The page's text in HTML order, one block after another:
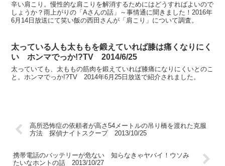
辛い肩こり。慢性的な肩こりを解消するためにはどうすればよいので
しょうか？雨上がりの「Aさんの話」～事情通に聞きました！2016年
6月14日放送にて笑い飯の西田さんが「肩こり」について調査。
太っている人も太ももを鍛えていれば膝は痛くなりにく
い ホンマでっか!?TV 2014/6/25
太っていても、太ももの筋肉を鍛えていれば膝痛になりにくいとのこ
と。ホンマでっか!?TV 2014年6月25日放送で紹介されました。
高所恐怖症の依頼者が高さ54メートルの吊り橋を渡れた克服
方法 探偵ナイトスクープ 2013/10/25
携帯電話のバッテリーが危ない 知らなきゃヤバイ！ウソみ
たいなホントの話 2013/10/27